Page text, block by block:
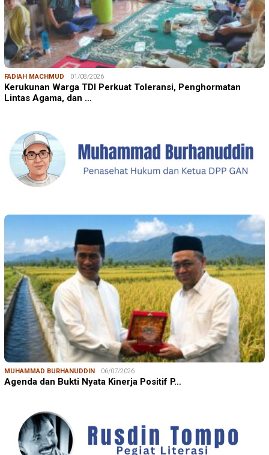
FADIAH MACHMUD 01/08/2026
Kerukunan Warga TDI Perkuat Toleransi, Penghormatan
Lintas Agama, dan …
MUHAMMAD BURHANUDDIN 06/07/2026
Agenda dan Bukti Nyata Kinerja Positif P…